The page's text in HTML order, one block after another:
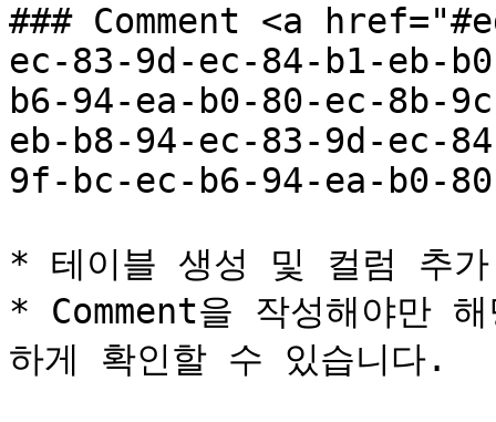
### Comment <a
ec-83-9d-ec-84-b1-eb-
b6-94-ea-b0-80-ec-8b-
eb-b8-94-ec-83-9d-ec-
9f-bc-ec-b6-94-ea-b0-
* 테이블 생성 및 컬럼 추
* Comment을 작성해야만
하게 확인할 수 있습니다.